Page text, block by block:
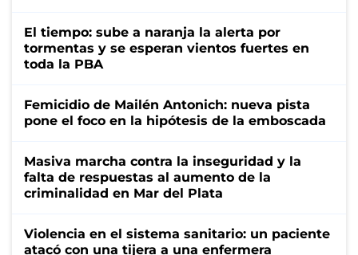
El tiempo: sube a naranja la alerta por
tormentas y se esperan vientos fuertes en
toda la PBA
Femicidio de Mailén Antonich: nueva pista
pone el foco en la hipótesis de la emboscada
Masiva marcha contra la inseguridad y la
falta de respuestas al aumento de la
criminalidad en Mar del Plata
Violencia en el sistema sanitario: un paciente
atacó con una tijera a una enfermera